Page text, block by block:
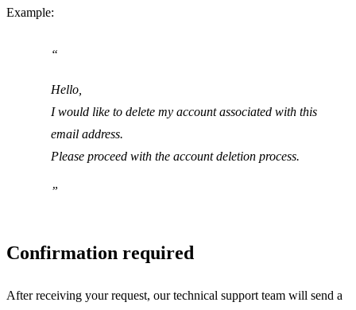
Example:
Hello,
I would like to delete my account associated with this
email address.
Please proceed with the account deletion process.
Confirmation required
After receiving your request, our technical support team will send a